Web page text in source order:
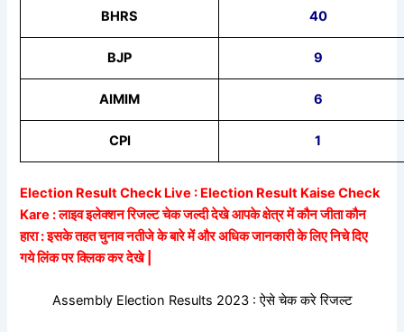
BHRS 40
BJP 9
AIMIM 6
CPI 1
Election Result Check Live : Election Result Kaise Check
Kare : लाइव इलेक्शन रिजल्ट चेक जल्दी देखे आपके क्षेत्र में कौन जीता कौन
हारा : इसके तहत चुनाव नतीजे के बारे में और अधिक जानकारी के लिए निचे दिए
गये लिंक पर क्लिक कर देखे |
Assembly Election Results 2023 : ऐसे चेक करे रिजल्ट